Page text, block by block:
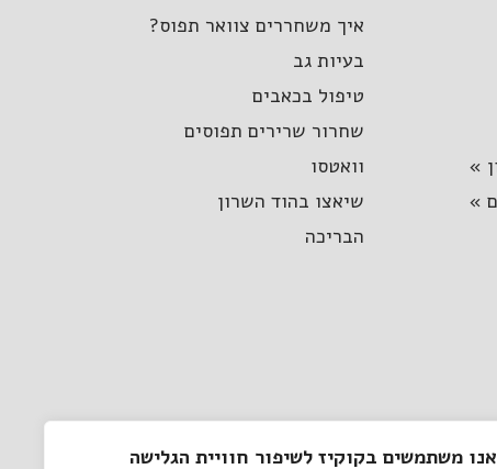
אנו משתמשים בקוקיז לשיפור חוויית הגלישה
»
»
איך משחררים צוואר תפוס?
בעיות גב
טיפול בכאבים
שחרור שרירים תפוסים
וואטסו
שיאצו בהוד השרון
הבריכה